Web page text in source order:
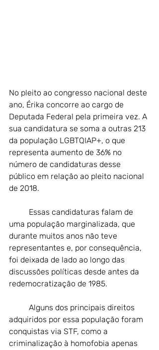
No pleito ao congresso nacional deste
ano, Érika concorre ao cargo de
Deputada Federal pela primeira vez. A
sua candidatura se soma a outras 213
da população LGBTQIAP+, o que
representa aumento de 36% no
número de candidaturas desse
público em relação ao pleito nacional
de 2018.
uma população marginalizada, que
durante muitos anos não teve
representantes e, por consequência,
foi deixada de lado ao longo das
discussões políticas desde antes da
redemocratização de 1985.
adquiridos por essa população foram
conquistas via STF, como a
criminalização à homofobia apenas